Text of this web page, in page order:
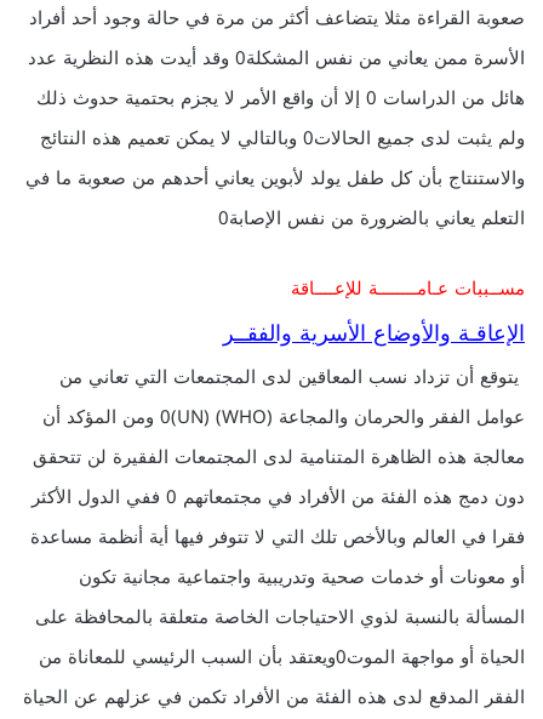
صعوبة القراءة مثلا يتضاعف أكثر من مرة في حالة وجود أحد أفراد
الأسرة ممن يعاني من نفس المشكلة0 وقد أيدت هذه النظرية عدد
هائل من الدراسات 0 إلا أن واقع الأمر لا يجزم بحتمية حدوث ذلك
ولم يثبت لدى جميع الحالات0 وبالتالي لا يمكن تعميم هذه النتائج
والاستنتاج بأن كل طفل يولد لأبوين يعاني أحدهم من صعوبة ما في
التعلم يعاني بالضرورة من نفس الإصابة0
مســببات عـامــــــــة للإعــــاقة
الإعاقـة والأوضاع الأسرية والفقــر
يتوقع أن تزداد نسب المعاقين لدى المجتمعات التي تعاني من
عوامل الفقر والحرمان والمجاعة (WHO) (UN)0 ومن المؤكد أن
معالجة هذه الظاهرة المتنامية لدى المجتمعات الفقيرة لن تتحقق
دون دمج هذه الفئة من الأفراد في مجتمعاتهم 0 ففي الدول الأكثر
فقرا في العالم وبالأخص تلك التي لا تتوفر فيها أية أنظمة مساعدة
أو معونات أو خدمات صحية وتدريبية واجتماعية مجانية تكون
المسألة بالنسبة لذوي الاحتياجات الخاصة متعلقة بالمحافظة على
الحياة أو مواجهة الموت0ويعتقد بأن السبب الرئيسي للمعاناة من
الفقر المدقع لدى هذه الفئة من الأفراد تكمن في عزلهم عن الحياة